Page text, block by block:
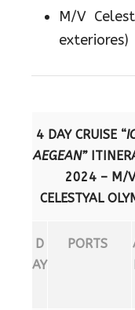
M/V
exteriores)
4 DAY CRUISE “
AEGEAN”
2024 – M/V
CELESTYAL
D
AY
PORTS